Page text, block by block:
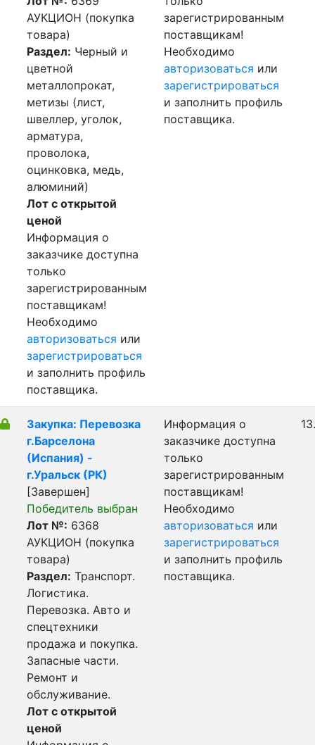
АУКЦИОН (покупка
товара)
Раздел: Черный и
цветной
металлопрокат,
метизы (лист,
швеллер, уголок,
арматура,
проволока,
оцинковка, медь,
алюминий)
Лот с открытой
ценой
Информация о
заказчике доступна
только
зарегистрированным
поставщикам!
Необходимо
авторизоваться или
зарегистрироваться
и заполнить профиль
поставщика.
зарегистрированным
поставщикам!
Необходимо
авторизоваться или
зарегистрироваться
и заполнить профиль
поставщика.
Закупка: Перевозка
г.Барселона
(Испания) -
г.Уральск (РК)
[Завершен]
Победитель выбран
Лот №: 6368
АУКЦИОН (покупка
товара)
Раздел: Транспорт.
Логистика.
Перевозка. Авто и
спецтехники
продажа и покупка.
Запасные части.
Ремонт и
обслуживание.
Лот с открытой
ценой
Информация о
заказчике доступна
только
зарегистрированным
поставщикам!
Необходимо
авторизоваться или
зарегистрироваться
и заполнить профиль
поставщика.